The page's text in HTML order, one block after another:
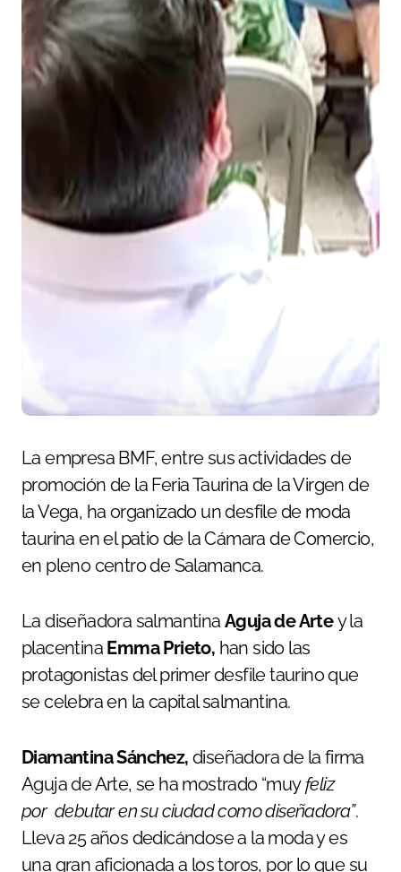
La empresa BMF, entre sus actividades de
promoción de la Feria Taurina de la Virgen de
la Vega, ha organizado un desfile de moda
taurina en el patio de la Cámara de Comercio,
en pleno centro de Salamanca.
La diseñadora salmantina Aguja de Artey la
placentina Emma Prieto, han sido las
protagonistas del primer desfile taurino que
se celebra en la capital salmantina.
Diamantina Sánchez, diseñadora de la firma
Aguja de Arte, se ha mostrado “muyfeliz
por debutar en su ciudad como diseñadora”.
Lleva 25 años dedicándose a la moda y es
una gran aficionada a los toros, por lo que su